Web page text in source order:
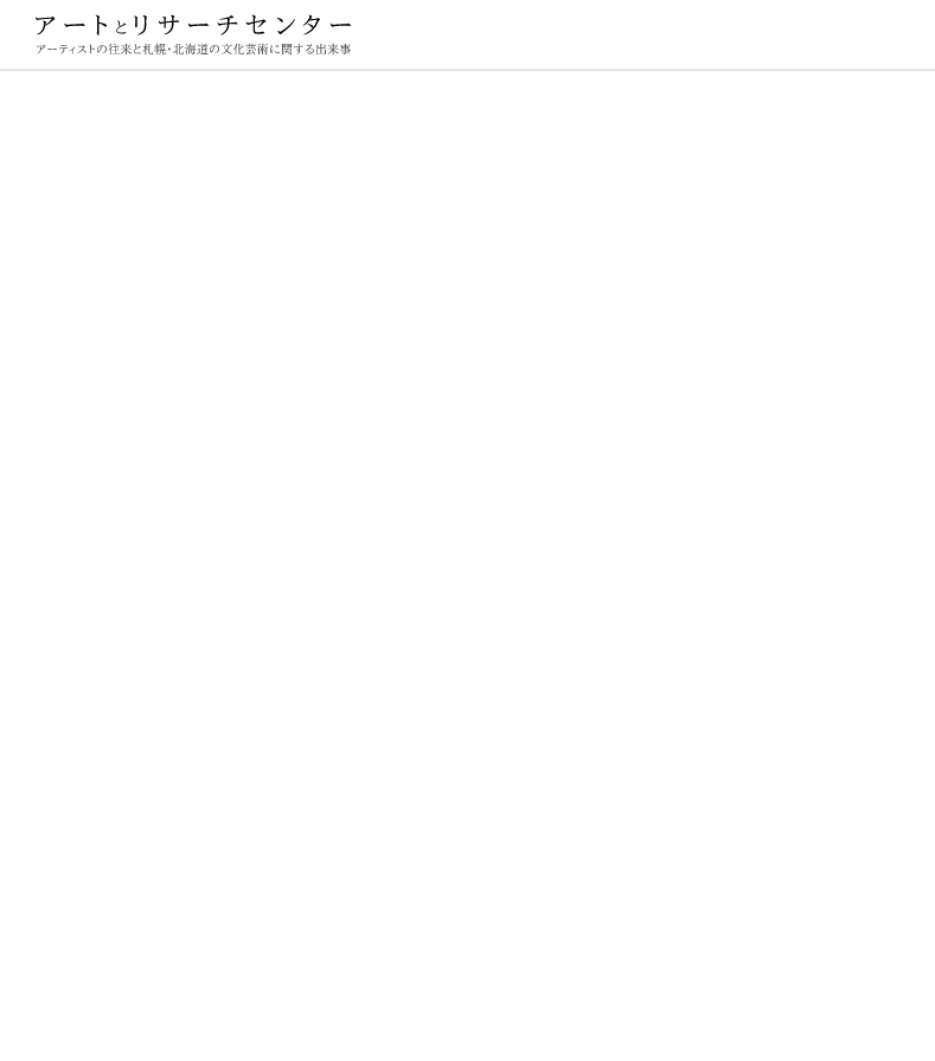
チセンター